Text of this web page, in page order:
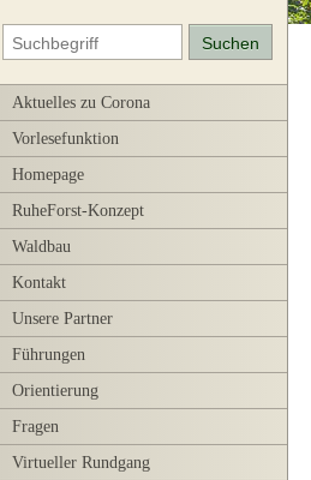
Aktuelles zu Corona
Vorlesefunktion
Homepage
RuheForst-Konzept
Waldbau
Kontakt
Unsere Partner
Führungen
Orientierung
Fragen
Virtueller Rundgang